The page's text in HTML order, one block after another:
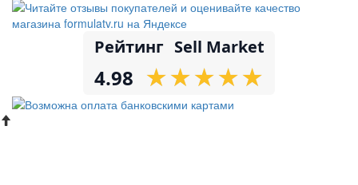
Рейтинг Sell Market
4.98 ★
★★
★★
★★
★★
★